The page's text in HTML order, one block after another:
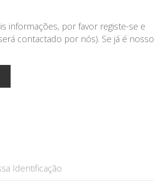
informações, por favor registe-se e
contactado por nós). Se já é nosso
Identificação